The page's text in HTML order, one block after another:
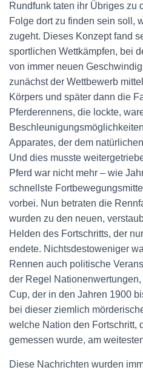
Rundfunk taten ihr Übriges zu
Folge dort zu finden sein soll,
zugeht. Dieses Konzept fand
sportlichen Wettkämpfen, bei
von immer neuen
zunächst der Wettbewerb
Körpers und später dann die
Pferderennens, die lockte,
Apparates, der dem
Und dies musste
Pferd war nicht mehr – wie
schnellste
vorbei. Nun betraten die
wurden zu den neuen,
Helden des Fortschritts, der
endete. Nichtsdestoweniger
Rennen auch politische
der Regel
Cup, der in den Jahren 1900
bei dieser ziemlich
welche Nation den Fortschritt,
gemessen wurde, am
Diese Nachrichten wurden